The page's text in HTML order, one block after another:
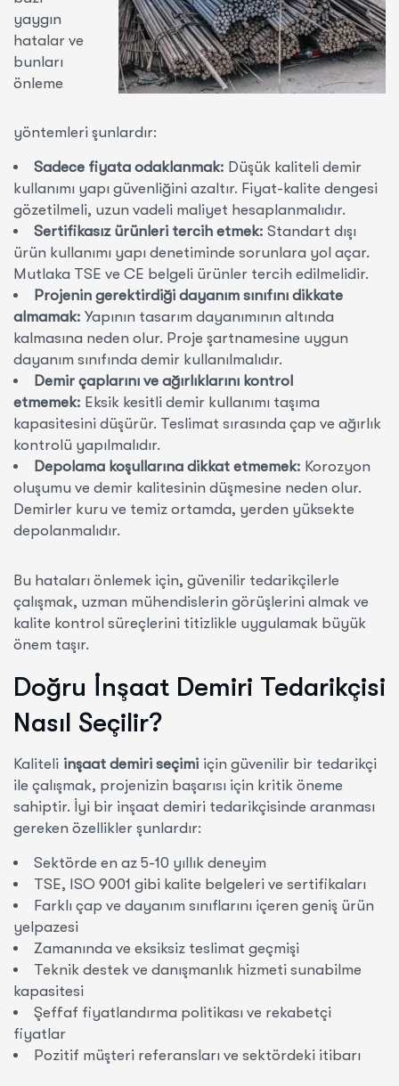
yaygın
hatalar ve
bunları
önleme
yöntemleri şunlardır:
Sadece fiyata odaklanmak: Düşük kaliteli demir
kullanımı yapı güvenliğini azaltır. Fiyat-kalite dengesi
gözetilmeli, uzun vadeli maliyet hesaplanmalıdır.
Sertifikasız ürünleri tercih etmek: Standart dışı
ürün kullanımı yapı denetiminde sorunlara yol açar.
Mutlaka TSE ve CE belgeli ürünler tercih edilmelidir.
Projenin gerektirdiği dayanım sınıfını dikkate
almamak: Yapının tasarım dayanımının altında
kalmasına neden olur. Proje şartnamesine uygun
dayanım sınıfında demir kullanılmalıdır.
Demir çaplarını ve ağırlıklarını kontrol
etmemek: Eksik kesitli demir kullanımı taşıma
kapasitesini düşürür. Teslimat sırasında çap ve ağırlık
kontrolü yapılmalıdır.
Depolama koşullarına dikkat etmemek: Korozyon
oluşumu ve demir kalitesinin düşmesine neden olur.
Demirler kuru ve temiz ortamda, yerden yüksekte
depolanmalıdır.
Bu hataları önlemek için, güvenilir tedarikçilerle
çalışmak, uzman mühendislerin görüşlerini almak ve
kalite kontrol süreçlerini titizlikle uygulamak büyük
önem taşır.
Doğru İnşaat Demiri Tedarikçisi
Nasıl Seçilir?
Kaliteli inşaat demiri seçimi için güvenilir bir tedarikçi
ile çalışmak, projenizin başarısı için kritik öneme
sahiptir. İyi bir inşaat demiri tedarikçisinde aranması
gereken özellikler şunlardır:
Sektörde en az 5-10 yıllık deneyim
TSE, ISO 9001 gibi kalite belgeleri ve sertifikaları
Farklı çap ve dayanım sınıflarını içeren geniş ürün
yelpazesi
Zamanında ve eksiksiz teslimat geçmişi
Teknik destek ve danışmanlık hizmeti sunabilme
kapasitesi
Şeffaf fiyatlandırma politikası ve rekabetçi
fiyatlar
Pozitif müşteri referansları ve sektördeki itibarı